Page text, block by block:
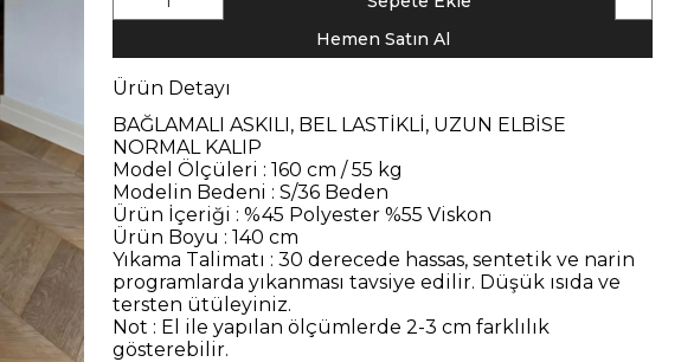
Hemen Satın Al
Ürün Detayı
BAĞLAMALI ASKILI, BEL LASTİKLİ, UZUN ELBİSE
NORMAL KALIP
Model Ölçüleri : 160 cm / 55 kg
Modelin Bedeni : S/36 Beden
Ürün İçeriği : %45 Polyester %55 Viskon
Ürün Boyu : 140 cm
Yıkama Talimatı : 30 derecede hassas, sentetik ve narin
programlarda yıkanması tavsiye edilir. Düşük ısıda ve
tersten ütüleyiniz.
Not : El ile yapılan ölçümlerde 2-3 cm farklılık
gösterebilir.